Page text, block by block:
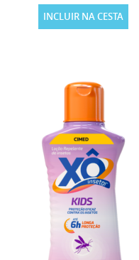
INCLUIR NA CESTA